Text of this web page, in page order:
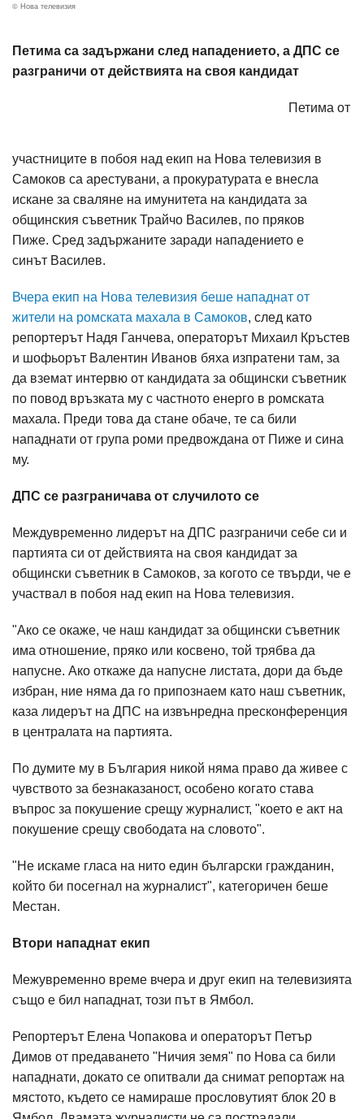
© Нова телевизия
Петима са задържани след нападението, а ДПС се
разграничи от действията на своя кандидат
Петима от
участниците в побоя над екип на Нова телевизия в
Самоков са арестувани, а прокуратурата е внесла
искане за сваляне на имунитета на кандидата за
общинския съветник Трайчо Василев, по пряков
Пиже. Сред задържаните заради нападението е
синът Василев.
Вчера екип на Нова телевизия беше нападнат от
жители на ромската махала в Самоков, след като
репортерът Надя Ганчева, операторът Михаил Кръстев
и шофьорът Валентин Иванов бяха изпратени там, за
да вземат интервю от кандидата за общински съветник
по повод връзката му с частното енерго в ромската
махала. Преди това да стане обаче, те са били
нападнати от група роми предвождана от Пиже и сина
му.
ДПС се разграничава от случилото се
Междувременно лидерът на ДПС разграничи себе си и
партията си от действията на своя кандидат за
общински съветник в Самоков, за когото се твърди, че е
участвал в побоя над екип на Нова телевизия.
"Ако се окаже, че наш кандидат за общински съветник
има отношение, пряко или косвено, той трябва да
напусне. Ако откаже да напусне листата, дори да бъде
избран, ние няма да го припознаем като наш съветник,
каза лидерът на ДПС на извънредна пресконференция
в централата на партията.
По думите му в България никой няма право да живее с
чувството за безнаказаност, особено когато става
въпрос за покушение срещу журналист, "което е акт на
покушение срещу свободата на словото".
"Не искаме гласа на нито един български гражданин,
който би посегнал на журналист", категоричен беше
Местан.
Втори нападнат екип
Межувременно време вчера и друг екип на телевизията
също е бил нападнат, този път в Ямбол.
Репортерът Елена Чопакова и операторът Петър
Димов от предаването "Ничия земя" по Нова са били
нападнати, докато се опитвали да снимат репортаж на
мястото, където се намираше прословутият блок 20 в